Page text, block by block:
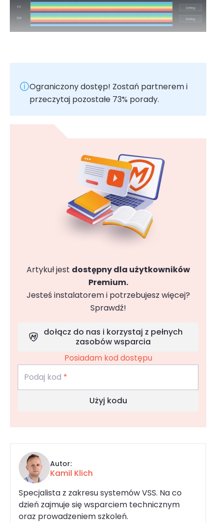
Ograniczony dostęp! Zostań partnerem i
przeczytaj pozostałe 73% porady.
Artykuł jest dostępny dla użytkowników
Premium.
Jesteś instalatorem i potrzebujesz więcej?
Sprawdź!
dołącz do nas i korzystaj z pełnych
zasobów wsparcia
Posiadam kod dostępu
Podaj kod *
Użyj kodu
Autor:
Kamil Klich
Specjalista z zakresu systemów VSS. Na co
dzień zajmuje się wsparciem technicznym
oraz prowadzeniem szkoleń.